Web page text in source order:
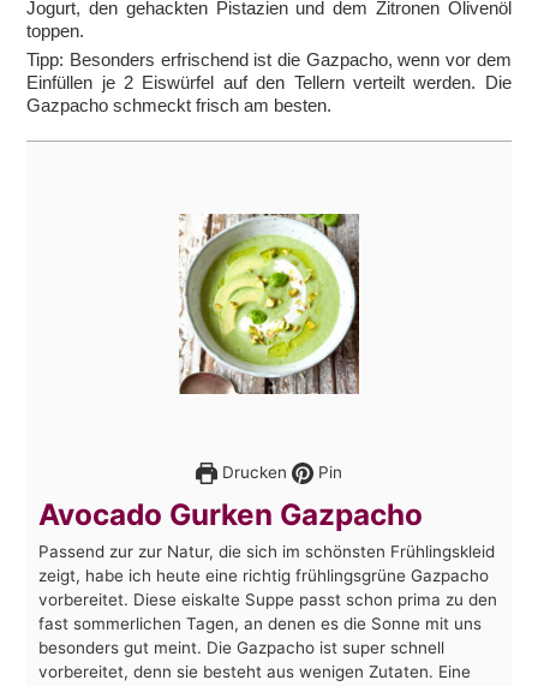
Jogurt, den gehackten Pistazien und dem Zitronen Olivenöl
toppen.
Tipp: Besonders erfrischend ist die Gazpacho, wenn vor dem
Einfüllen je 2 Eiswürfel auf den Tellern verteilt werden. Die
Gazpacho schmeckt frisch am besten.
Drucken Pin
Avocado Gurken Gazpacho
Passend zur zur Natur, die sich im schönsten Frühlingskleid
zeigt, habe ich heute eine richtig frühlingsgrüne Gazpacho
vorbereitet. Diese eiskalte Suppe passt schon prima zu den
fast sommerlichen Tagen, an denen es die Sonne mit uns
besonders gut meint. Die Gazpacho ist super schnell
vorbereitet, denn sie besteht aus wenigen Zutaten. Eine